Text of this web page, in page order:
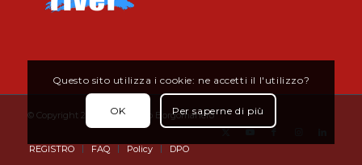
© Copyright 2019 - Don Bosco Borgomanero
REGISTRO FAQ Policy DPO
Questo sito utilizza i cookie: ne accetti il l'utilizzo?
OK Per saperne di più